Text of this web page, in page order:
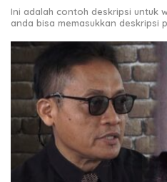
Ini adalah contoh deskripsi untuk
anda bisa memasukkan deskripsi